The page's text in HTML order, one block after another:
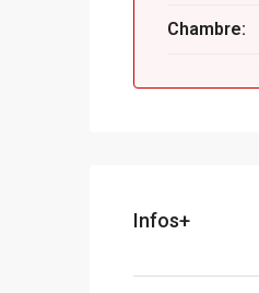
Chambre:
Infos+